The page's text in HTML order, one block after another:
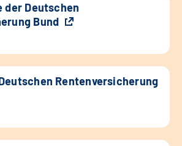
der Deutschen
Bund
Rentenversicherung